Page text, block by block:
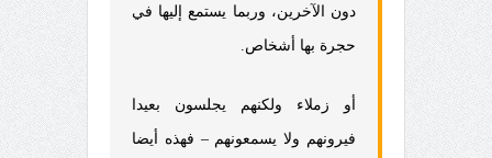
دون الآخرين، وربما يستمع إليها في
حجرة بها أشخاص.
أو زملاء ولكنهم يجلسون بعيدا
فيرونهم ولا يسمعونهم – فهذه أيضا